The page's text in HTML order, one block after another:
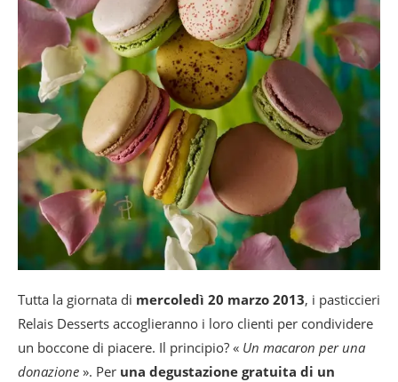
Tutta la giornata di mercoledì 20 marzo 2013, i pasticcieri
Relais Desserts accoglieranno i loro clienti per condividere
un boccone di piacere. Il principio? « Un macaron per una
donazione ». Per una degustazione gratuita di un